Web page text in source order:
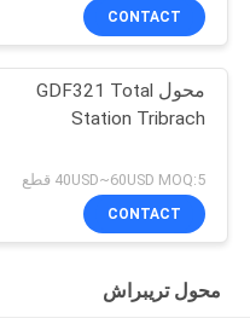
CONTACT
محول GDF321 Total
Station Tribrach
40USD~60USD MOQ:5 قطع
CONTACT
محول تريبراش